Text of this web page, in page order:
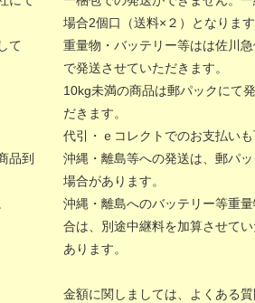
て
品到
場合2個口（送料×２）となります
重量物・バッテリー等はは佐川
で発送させていただきます。
10kg未満の商品は郵パックにて
だきます。
代引・ｅコレクトでのお支払いも
沖縄・離島等への発送は、郵パ
場合があります。
沖縄・離島へのバッテリー等重
合は、別途中継料を加算させて
あります。
金額に関しましては、 よくある質